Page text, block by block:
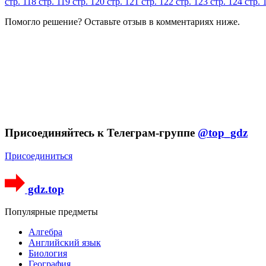
Помогло решение? Оставьте отзыв в комментариях ниже.
Присоединяйтесь к Телеграм-группе @top_gdz
Присоединиться
gdz.top
Популярные предметы
Алгебра
Английский язык
Биология